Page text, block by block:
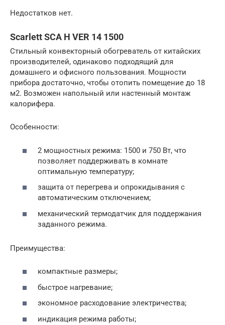
Недостатков нет.
Scarlett SCA H VER 14 1500
Стильный конвекторный обогреватель от китайских
производителей, одинаково подходящий для
домашнего и офисного пользования. Мощности
прибора достаточно, чтобы отопить помещение до 18
м2. Возможен напольный или настенный монтаж
калорифера.
Особенности:
2 мощностных режима: 1500 и 750 Вт, что
позволяет поддерживать в комнате
оптимальную температуру;
защита от перегрева и опрокидывания с
автоматическим отключением;
механический термодатчик для поддержания
заданного режима.
Преимущества:
компактные размеры;
быстрое нагревание;
экономное расходование электричества;
индикация режима работы;